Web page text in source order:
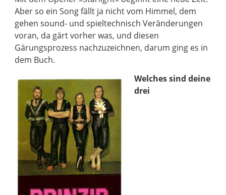
Aber so ein Song fällt ja nicht vom Himmel, dem
gehen sound- und spieltechnisch Veränderungen
voran, da gärt vorher was, und diesen
Gärungsprozess nachzuzeichnen, darum ging es in
dem Buch.
Welches sind deine
drei